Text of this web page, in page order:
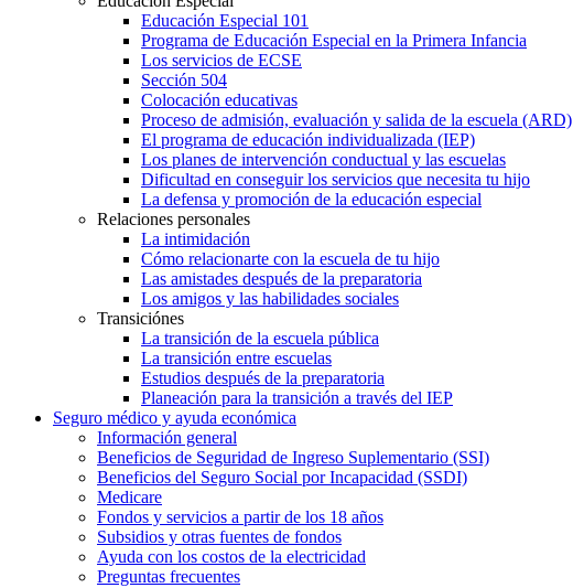
Educación Especial 101
Programa de Educación Especial en la Primera Infancia
Los servicios de ECSE
Sección 504
Colocación educativas
Proceso de admisión, evaluación y salida de la escuela (ARD)
El programa de educación individualizada (IEP)
Los planes de intervención conductual y las escuelas
Dificultad en conseguir los servicios que necesita tu hijo
La defensa y promoción de la educación especial
Relaciones personales
La intimidación
Cómo relacionarte con la escuela de tu hijo
Las amistades después de la preparatoria
Los amigos y las habilidades sociales
Transiciónes
La transición de la escuela pública
La transición entre escuelas
Estudios después de la preparatoria
Planeación para la transición a través del IEP
Seguro médico y ayuda económica
Información general
Beneficios de Seguridad de Ingreso Suplementario (SSI)
Beneficios del Seguro Social por Incapacidad (SSDI)
Medicare
Fondos y servicios a partir de los 18 años
Subsidios y otras fuentes de fondos
Ayuda con los costos de la electricidad
Preguntas frecuentes